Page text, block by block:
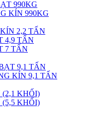
990KG
KÍN 990KG
2,2 TẤN
4,9 TẤN
7 TẤN
9,1 TẤN
KÍN 9,1 TẤN
(2,1 KHỐI)
(5,5 KHỐI)